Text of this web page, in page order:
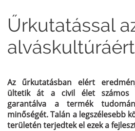
Űrkutatással
alváskultúráért
Az űrkutatásban elért
ültetik át a civil élet számos
garantálva a termék
minőségét. Talán a legszélesebb
területén terjedtek el ezek a